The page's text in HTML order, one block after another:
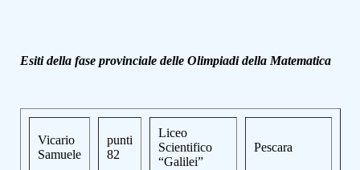
Esiti della fase provinciale delle Olimpiadi della Matematica
Vicario
Samuele
punti
82
Liceo
Scientifico
“Galilei”
Pescara